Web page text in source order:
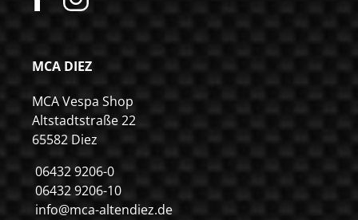
MCA DIEZ
MCA Vespa Shop
Altstadtstraße 22
65582 Diez
06432 9206-0
06432 9206-10
info@mca-altendiez.de